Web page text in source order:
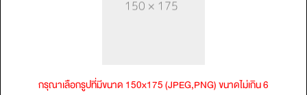
กรุณาเลือกรูปที่มีขนาด 150x175 (JPEG,PNG) ขนาดไม่เกิน 6